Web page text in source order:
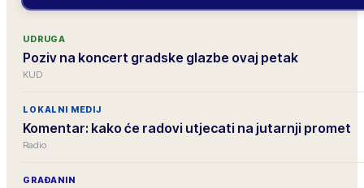
UDRUGA
Poziv na koncert gradske glazbe ovaj petak
KUD
LOKALNI MEDIJ
Komentar: kako će radovi utjecati na jutarnji promet
Radio
GRAĐANIN